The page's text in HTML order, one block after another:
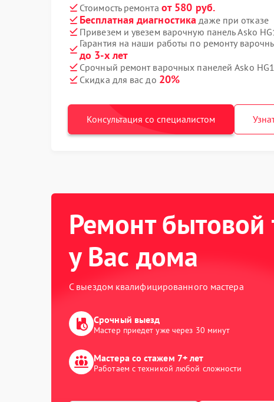
Стоимость ремонта от 580 руб.
Бесплатная диагностика даже при отказе
Привезем и увезем варочную панель Asko
Гарантия на наши работы по ремонту
до 3-х лет
Срочный ремонт варочных панелей Asko
Скидка для вас до 20%
Консультация со специалистом
Ремонт бытовой
у Вас дома
С выездом квалифицированного мастера
Срочный выезд
Мастер приедет уже через 30 минут
Мастера со стажем 7+ лет
Работаем с техникой любой сложности